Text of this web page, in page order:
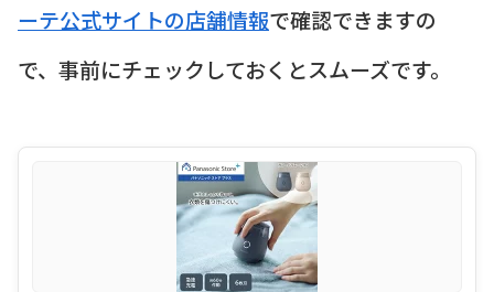
ーテ公式サイトの店舗情報で確認できますの
で、事前にチェックしておくとスムーズです。